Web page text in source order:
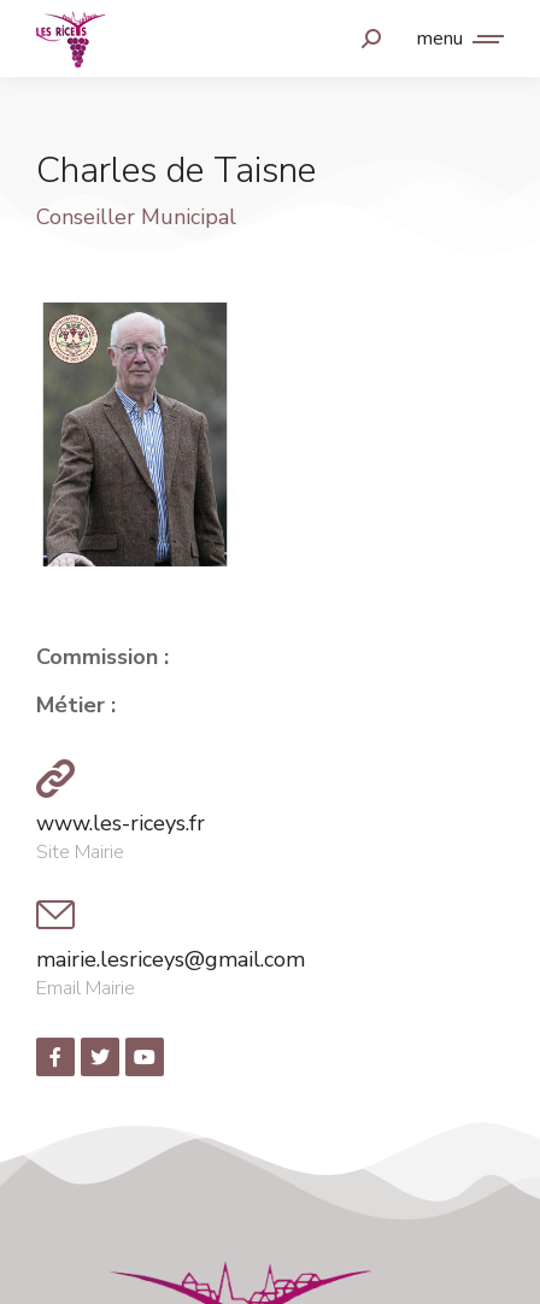
menu
Charles de Taisne
Conseiller Municipal
Commission :
Métier :
www.les-riceys.fr
Site Mairie
mairie.lesriceys@gmail.com
Email Mairie